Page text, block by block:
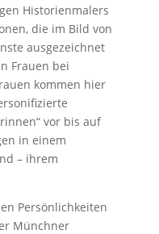
Historienmalers
die im Bild von
ausgezeichnet
Frauen bei
kommen hier
vor bis auf
in einem
– ihrem
Persönlichkeiten
Münchner